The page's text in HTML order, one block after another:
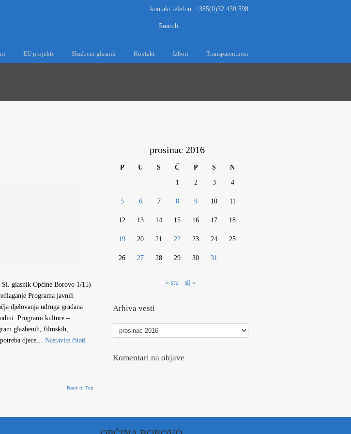
kontakt telefon: +385(0)32 439 598
EU projekti Službeni glasnik Kontakt Izbori Transparentnost
glasnik Općine Borovo 1/15)
Programa javnih
djelovanja udruga građana
Programi kulture –
glazbenih, filmskih,
djece… Nastavite čitati
Back to Top
prosinac 2016
P U S Č P S N
1 2 3 4
5 6 7 8 9 10 11
12 13 14 15 16 17 18
19 20 21 22 23 24 25
26 27 28 29 30 31
« stu sij »
Arhiva vesti
Arhiva
vesti
Komentari na objave